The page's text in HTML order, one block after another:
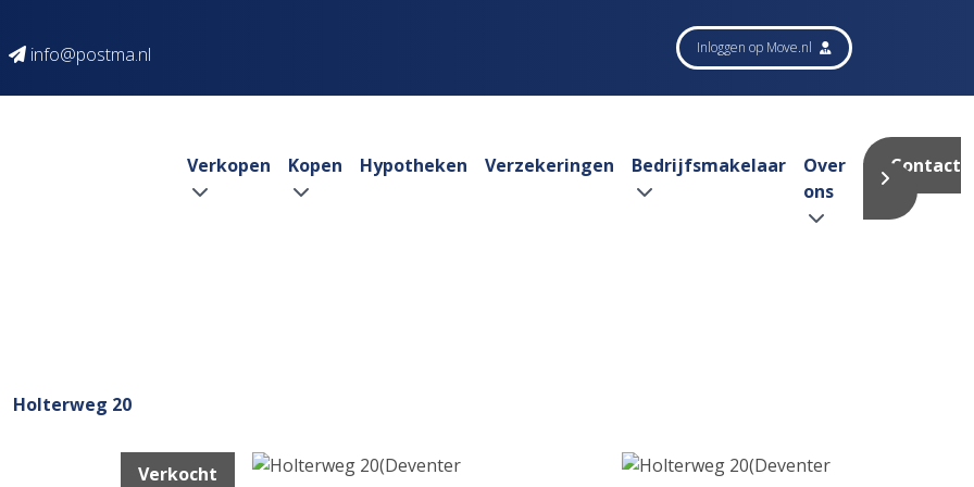
info@postma.nl Inloggen op Move.nl
Verkopen Kopen Hypotheken Verzekeringen Bedrijfsmakelaar
Over
ons
Contact
Holterweg 20
Verkocht